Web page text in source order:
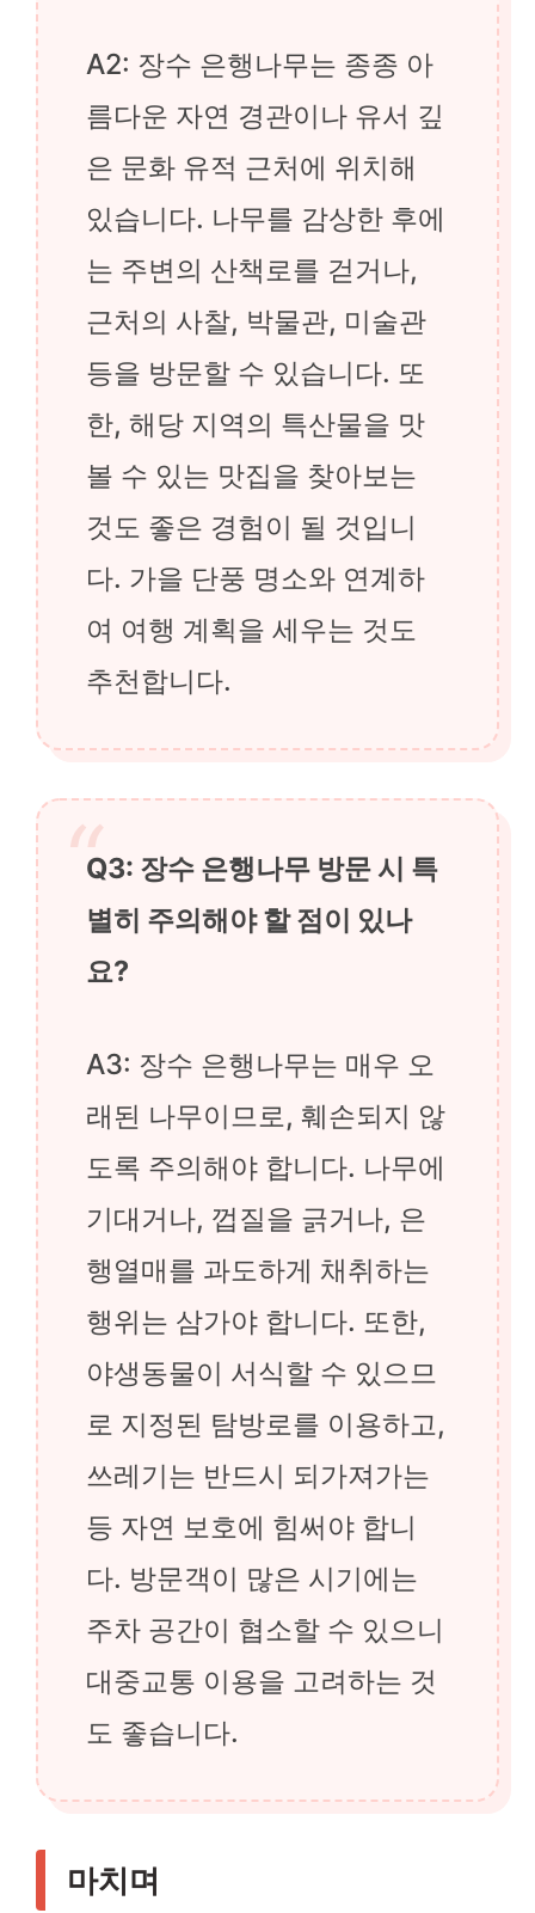
A2: 장수 은행나무는 종종 아
름다운 자연 경관이나 유서 깊
은 문화 유적 근처에 위치해
있습니다. 나무를 감상한 후에
는 주변의 산책로를 걷거나,
근처의 사찰, 박물관, 미술관
등을 방문할 수 있습니다. 또
한, 해당 지역의 특산물을 맛
볼 수 있는 맛집을 찾아보는
것도 좋은 경험이 될 것입니
다. 가을 단풍 명소와 연계하
여 여행 계획을 세우는 것도
추천합니다.
Q3: 장수 은행나무 방문 시 특
별히 주의해야 할 점이 있나
요?
A3: 장수 은행나무는 매우 오
래된 나무이므로, 훼손되지 않
도록 주의해야 합니다. 나무에
기대거나, 껍질을 긁거나, 은
행열매를 과도하게 채취하는
행위는 삼가야 합니다. 또한,
야생동물이 서식할 수 있으므
로 지정된 탐방로를 이용하고,
쓰레기는 반드시 되가져가는
등 자연 보호에 힘써야 합니
다. 방문객이 많은 시기에는
주차 공간이 협소할 수 있으니
대중교통 이용을 고려하는 것
도 좋습니다.
마치며